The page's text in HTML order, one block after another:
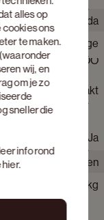
alles op
ons
te maken.
wij, en
om je zo
sneller die
info rond
hier.
lichte stoffen. (Let
gevoelig aan
JUNTOO
Nanda
15.3
Beige
Handgemaakt
Ja
binnen 0 - 1 weken
15.3 kg